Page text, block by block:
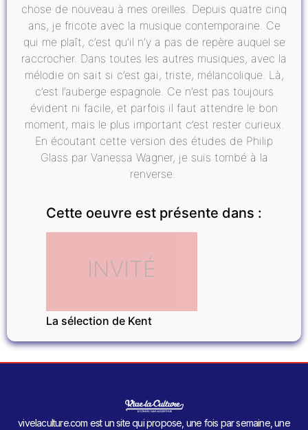
chose de nouveau à mes oreilles. Depuis quatre cinq
ans, je fricote avec la musique contemporaine. Ce
qui me plaît, c’est qu’il n’y a pas de repère auquel se
raccrocher. Dans toutes les autres musiques, avec la
mélodie on sait si c’est gai, triste, mélancolique. Là,
c’est l’auberge espagnole. Ce n’est pas toujours
évident ni facile, et parfois il faut attendre le bon
moment, mais le plus important c’est rester curieux.
En écoutant cette version des études de Philip
Glass par Vanessa Wagner, je suis tombé à la
renverse.
Cette oeuvre est présente dans :
INVITÉ
La sélection de Kent
vivelaculture.com est un site qui propose, une fois par semaine, une